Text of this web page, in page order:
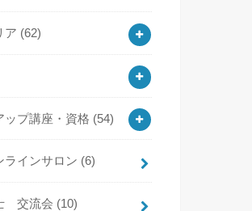
ア (62)
プ講座・資格 (54)
インサロン (6)
交流会 (10)